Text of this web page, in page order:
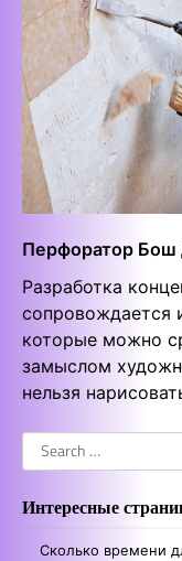
Перфоратор Бош
Разработка
сопровождается
которые можно
замыслом
нельзя
Search
for:
Интересные
Сколько времени